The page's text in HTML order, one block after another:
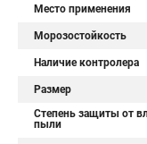
Место применения
Морозостойкость
Наличие контролера
Размер
Степень защиты от
пыли